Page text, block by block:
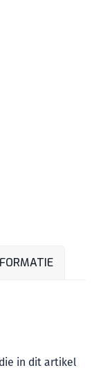
in dit artikel